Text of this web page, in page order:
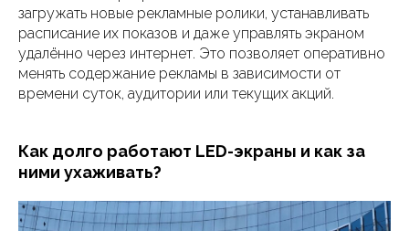
загружать новые рекламные ролики, устанавливать
расписание их показов и даже управлять экраном
удалённо через интернет. Это позволяет оперативно
менять содержание рекламы в зависимости от
времени суток, аудитории или текущих акций.
Как долго работают LED-экраны и как за
ними ухаживать?